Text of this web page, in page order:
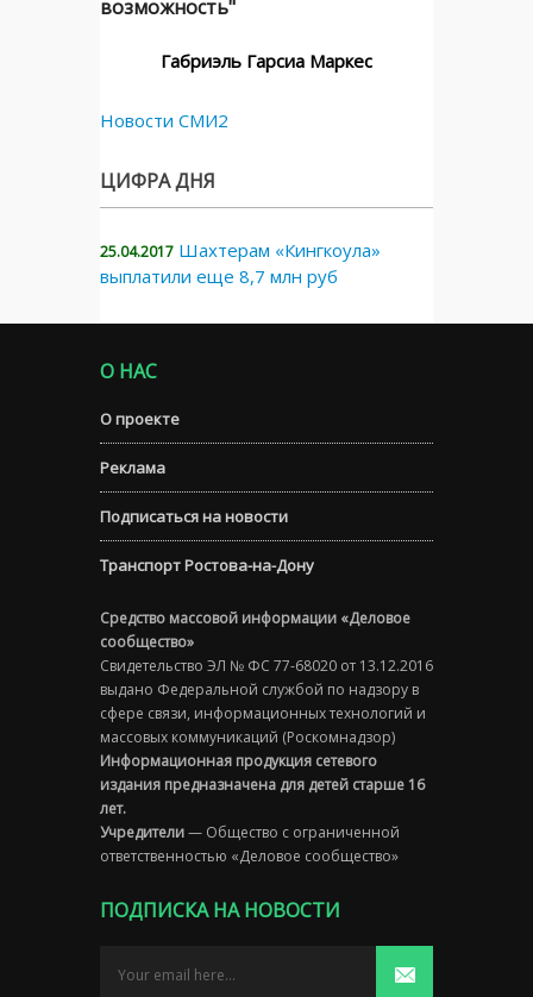
возможность"
Габриэль Гарсиа Маркес
Новости СМИ2
ЦИФРА ДНЯ
25.04.2017 Шахтерам «Кингкоула»
выплатили еще 8,7 млн руб
О НАС
О проекте
Реклама
Подписаться на новости
Транспорт Ростова-на-Дону
Средство массовой информации «Деловое
сообщество»
Свидетельство ЭЛ № ФС 77-68020 от 13.12.2016
выдано Федеральной службой по надзору в
сфере связи, информационных технологий и
массовых коммуникаций (Роскомнадзор)
Информационная продукция сетевого
издания предназначена для детей старше 16
лет.
Учредители— Общество с ограниченной
ответственностью «Деловое сообщество»
ПОДПИСКА НА НОВОСТИ